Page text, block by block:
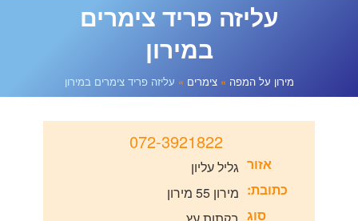
עליזה פריד צימרים
במירון
מירון על המפה »צימרים » עליזה פריד צימרים במירון
טלפון
072-3921822
אזור גליל עליון
כתובת: מירון 55 מירון
סוג